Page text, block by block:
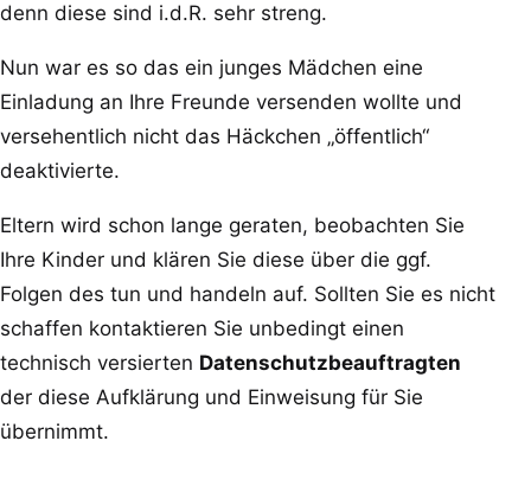
denn diese sind i.d.R. sehr streng.
Nun war es so das ein junges Mädchen eine
Einladung an Ihre Freunde versenden wollte und
versehentlich nicht das Häckchen „öffentlich“
deaktivierte.
Eltern wird schon lange geraten, beobachten Sie
Ihre Kinder und klären Sie diese über die ggf.
Folgen des tun und handeln auf. Sollten Sie es nicht
schaffen kontaktieren Sie unbedingt einen
technisch versierten Datenschutzbeauftragten
der diese Aufklärung und Einweisung für Sie
übernimmt.